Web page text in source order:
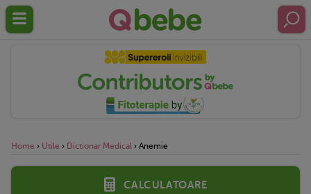
Home › Utile › Dictionar Medical › Anemie
Calculatoare